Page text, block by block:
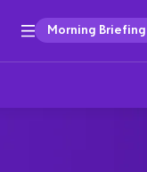
Morning Briefing